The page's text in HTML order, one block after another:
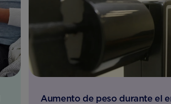
Aumento de peso durante el